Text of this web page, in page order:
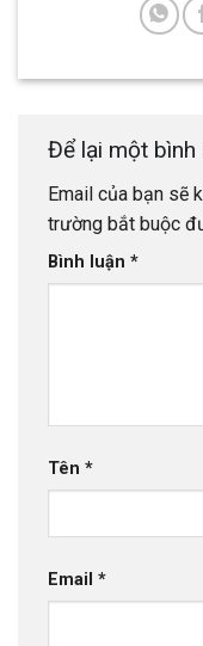
Để lại một bình
Email của bạn sẽ
trường bắt buộc
Bình luận *
Tên *
Email *